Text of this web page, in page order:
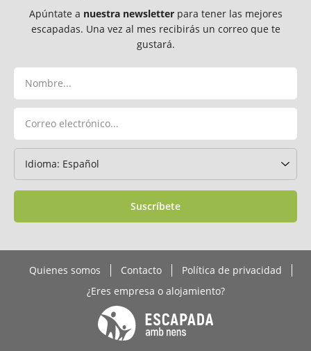
Apúntate a nuestra newsletterpara tener las mejores
escapadas. Una vez al mes recibirás un correo que te
gustará.
Suscríbete
Quienes somos Contacto
Política de privacidad
¿Eres empresa o alojamiento?